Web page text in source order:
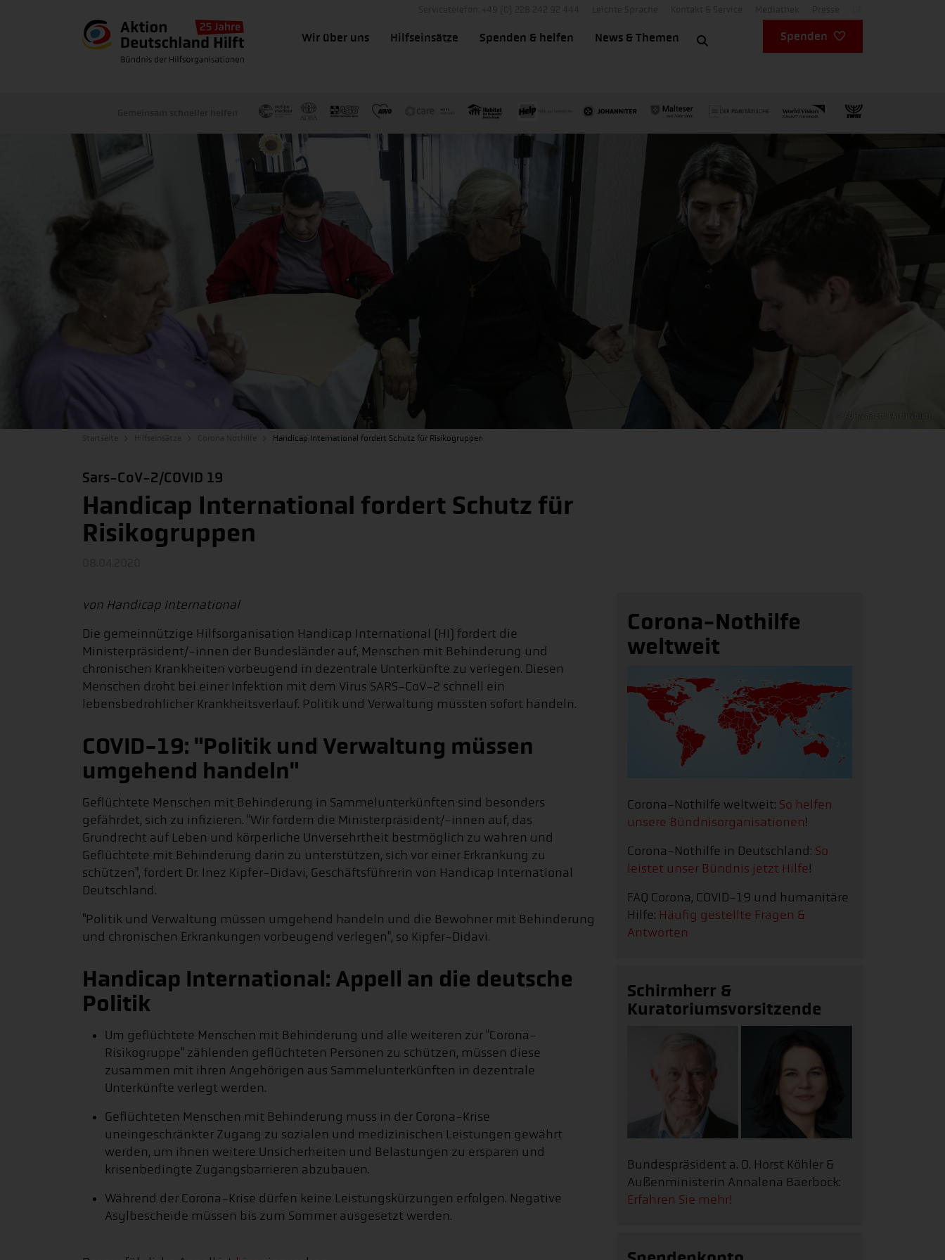
Wir über uns Hilfseinsätze Spenden & helfen News & Themen Spenden
© ADH/Zanetti (Archivbild)
Handicap International fordert Schutz für Risikogruppen
Sars-CoV-2/COVID 19
Handicap International fordert Schutz für
Risikogruppen
von Handicap International
Die gemeinnützige Hilfsorganisation Handicap International (HI) fordert die
Ministerpräsident/-innen der Bundesländer auf, Menschen mit Behinderung und
chronischen Krankheiten vorbeugend in dezentrale Unterkünfte zu verlegen. Diesen
Menschen droht bei einer Infektion mit dem Virus SARS-CoV-2 schnell ein
lebensbedrohlicher Krankheitsverlauf. Politik und Verwaltung müssten sofort handeln.
COVID-19: "Politik und Verwaltung müssen
umgehend handeln"
Geflüchtete Menschen mit Behinderung in Sammelunterkünften sind besonders
gefährdet, sich zu infizieren. "Wir fordern die Ministerpräsident/-innen auf, das
Grundrecht auf Leben und körperliche Unversehrtheit bestmöglich zu wahren und
Geflüchtete mit Behinderung darin zu unterstützen, sich vor einer Erkrankung zu
schützen", fordert Dr. Inez Kipfer-Didavi, Geschäftsführerin von Handicap International
Deutschland.
"Politik und Verwaltung müssen umgehend handeln und die Bewohner mit Behinderung
und chronischen Erkrankungen vorbeugend verlegen", so Kipfer-Didavi.
Handicap International: Appell an die deutsche
Politik
Um geflüchtete Menschen mit Behinderung und alle weiteren zur "Corona-
Risikogruppe" zählenden geflüchteten Personen zu schützen, müssen diese
zusammen mit ihren Angehörigen aus Sammelunterkünften in dezentrale
Unterkünfte verlegt werden.
Geflüchteten Menschen mit Behinderung muss in der Corona-Krise
uneingeschränkter Zugang zu sozialen und medizinischen Leistungen gewährt
werden, um ihnen weitere Unsicherheiten und Belastungen zu ersparen und
krisenbedingte Zugangsbarrieren abzubauen.
Während der Corona-Krise dürfen keine Leistungskürzungen erfolgen. Negative
Asylbescheide müssen bis zum Sommer ausgesetzt werden.
Corona-Nothilfe
weltweit
Corona-Nothilfe weltweit: So helfen
unsere Bündnisorganisationen!
Corona-Nothilfe in Deutschland: So
leistet unser Bündnis jetzt Hilfe!
FAQ Corona, COVID-19 und humanitäre
Hilfe: Häufig gestellte Fragen &
Antworten
Schirmherr &
Kuratoriumsvorsitzende
Bundespräsident a. D. Horst Köhler &
Außenministerin Annalena Baerbock:
Erfahren Sie mehr!